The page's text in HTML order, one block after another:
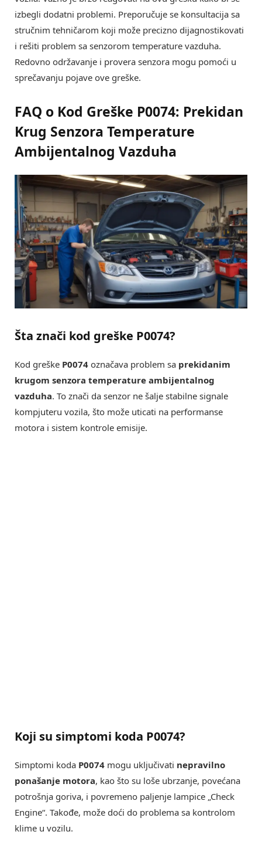
izbegli dodatni problemi. Preporučuje se konsultacija sa
stručnim tehničarom koji može precizno dijagnostikovati
i rešiti problem sa senzorom temperature vazduha.
Redovno održavanje i provera senzora mogu pomoći u
sprečavanju pojave ove greške.
FAQ o Kod Greške P0074: Prekidan
Krug Senzora Temperature
Ambijentalnog Vazduha
Šta znači kod greške P0074?
Kod greške P0074 označava problem sa prekidanim
krugom senzora temperature ambijentalnog
vazduha. To znači da senzor ne šalje stabilne signale
kompjuteru vozila, što može uticati na performanse
motora i sistem kontrole emisije.
Koji su simptomi koda P0074?
Simptomi koda P0074 mogu uključivati nepravilno
ponašanje motora, kao što su loše ubrzanje, povećana
potrošnja goriva, i povremeno paljenje lampice „Check
Engine“. Takođe, može doći do problema sa kontrolom
klime u vozilu.